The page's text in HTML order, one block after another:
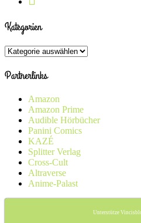
Kategorien
Kategorien
Partnerlinks
Amazon
Amazon Prime
Audible Hörbücher
Panini Comics
KAZÉ
Splitter Verlag
Cross-Cult
Altraverse
Anime-Palast
Unterstütze